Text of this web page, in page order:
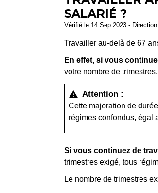
SALARIÉ ?
Vérifié le 14 Sep 2023 -
Travailler au-delà de 67
En effet, si vous
votre nombre de trimestres,
warning Attention :
Cette majoration de
régimes confondus, égal
Si vous continuez de
trimestres exigé, tous
Le nombre de trimestres